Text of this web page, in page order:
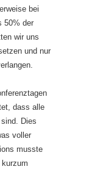
bei
50% der
wir uns
und nur
dass alle
Dies
voller
musste